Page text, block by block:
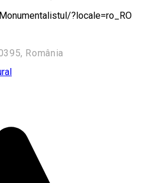
?locale=ro_RO
România